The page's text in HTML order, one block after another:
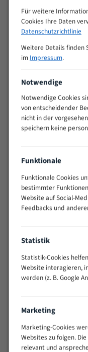
M (mm)
Zoll
>
25
10/
15 - 40
8/
25 - 50
50 - 120
80 - 180
130 -
350
200 -
> 500
Vorteile:
wechselnde
Sehr geringe
Technische
Positiver
Bandkörper aus
Für weitere
Cookies Ihre Daten
Datenschutzrichtlinie
Weitere Details finden
im Impressum.
Notwendige
Notwendige Cookies
von entscheidender
nicht in der
speichern keine
Funktionale
Funktionale Cookies
bestimmter
Website auf Social-
Feedbacks und
Statistik
Statistik-Cookies
Website interagieren,
werden (z. B. Google
Marketing
Marketing-Cookies
Websites zu folgen.
relevant und